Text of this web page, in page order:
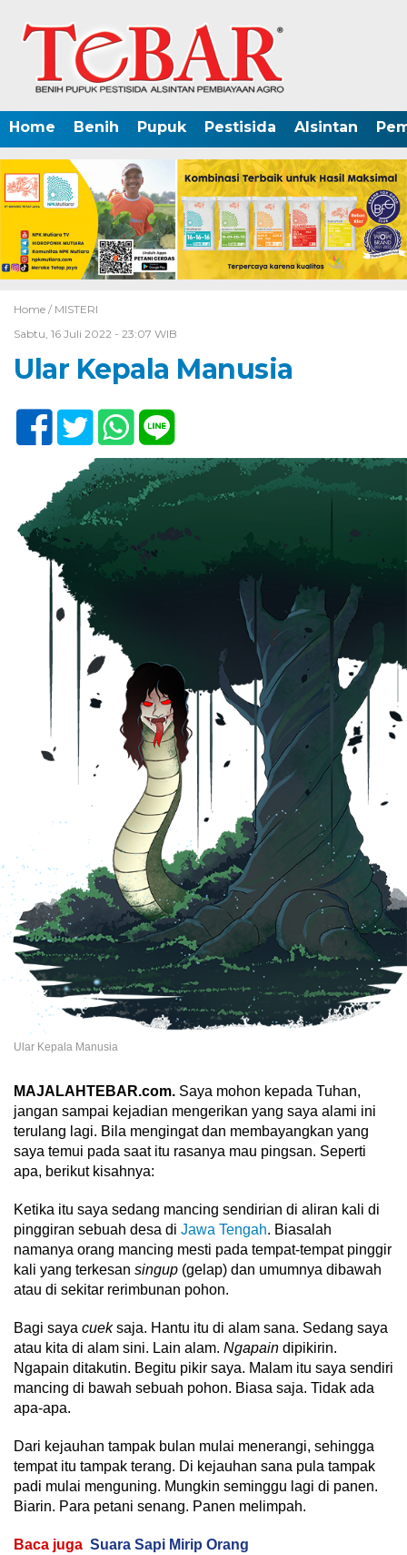
Home Benih Pupuk Pestisida Alsintan
Home / MISTERI
Sabtu, 16 Juli 2022 - 23:07 WIB
Ular Kepala Manusia
Ular Kepala Manusia
MAJALAHTEBAR.com. Saya mohon kepada Tuhan,
jangan sampai kejadian mengerikan yang saya alami ini
terulang lagi. Bila mengingat dan membayangkan yang
saya temui pada saat itu rasanya mau pingsan. Seperti
apa, berikut kisahnya:
Ketika itu saya sedang mancing sendirian di aliran kali di
pinggiran sebuah desa di Jawa Tengah. Biasalah
namanya orang mancing mesti pada tempat-tempat pinggir
kali yang terkesan singup (gelap) dan umumnya dibawah
atau di sekitar rerimbunan pohon.
Bagi saya cueksaja. Hantu itu di alam sana. Sedang saya
atau kita di alam sini. Lain alam. Ngapain dipikirin.
Ngapain ditakutin. Begitu pikir saya. Malam itu saya sendiri
mancing di bawah sebuah pohon. Biasa saja. Tidak ada
apa-apa.
Dari kejauhan tampak bulan mulai menerangi, sehingga
tempat itu tampak terang. Di kejauhan sana pula tampak
padi mulai menguning. Mungkin seminggu lagi di panen.
Biarin. Para petani senang. Panen melimpah.
Baca juga Suara Sapi Mirip Orang